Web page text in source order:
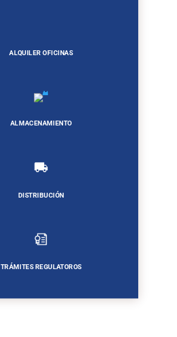
ALQUILER OFICINAS
ALMACENAMIENTO
DISTRIBUCIÓN
TRÁMITES REGULATOROS